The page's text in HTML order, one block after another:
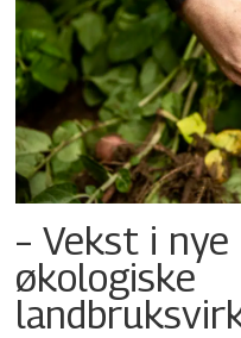
– Vekst i
økologiske